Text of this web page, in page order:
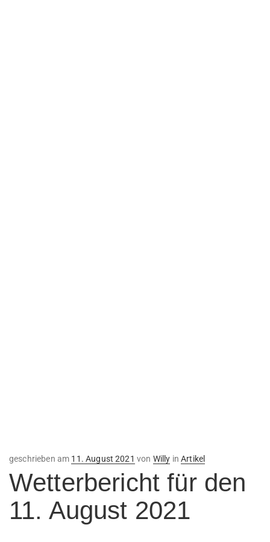
geschrieben am Veröffentlicht
11. August 2021 von Willy inArtikel
Wetterbericht für den
11. August 2021